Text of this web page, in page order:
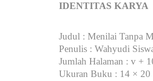
IDENTITAS KARYA
Judul : Menilai Tanpa
Penulis : Wahyudi
Jumlah Halaman : v +
Ukuran Buku : 14 × 20